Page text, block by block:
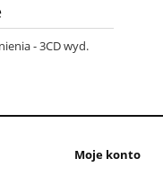
- 3CD wyd.
Moje konto